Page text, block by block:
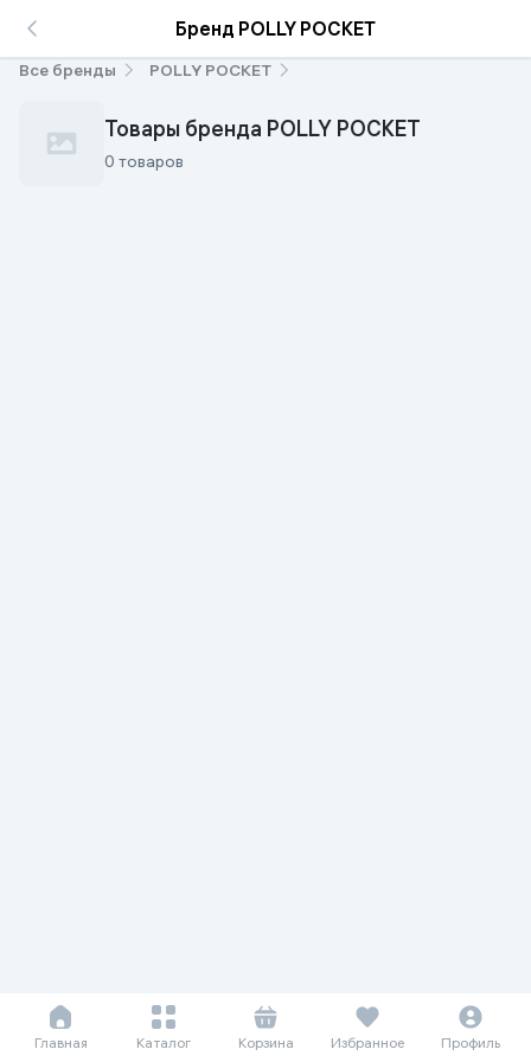
Бренд POLLY POCKET
Все бренды POLLY POCKET
Товары бренда POLLY POCKET
0 товаров
Главная Каталог Корзина Избранное Профиль